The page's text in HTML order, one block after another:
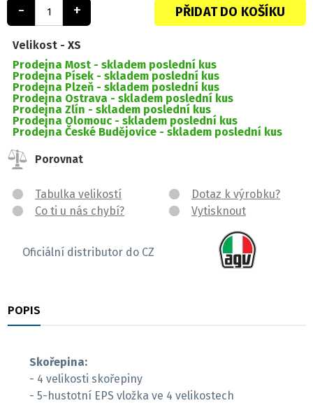
- + PŘIDAT DO KOŠÍKU
Velikost - XS
Prodejna Most - skladem poslední kus
Prodejna Písek - skladem poslední kus
Prodejna Plzeň - skladem poslední kus
Prodejna Ostrava - skladem poslední kus
Prodejna Zlín - skladem poslední kus
Prodejna Olomouc - skladem poslední kus
Prodejna České Budějovice - skladem poslední kus
Porovnat
Tabulka velikostí
Co ti u nás chybí?
Dotaz k výrobku?
Vytisknout
Oficiální distributor do CZ
POPIS
Skořepina:
- 4 velikosti skořepiny
- 5-hustotní EPS vložka ve 4 velikostech